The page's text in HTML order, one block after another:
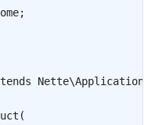
;
Nette\Application
(